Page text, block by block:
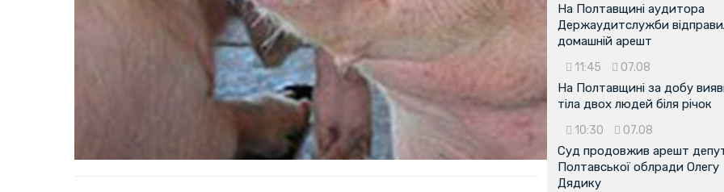
На Полтавщині аудитора
Держаудитслужби
домашній арешт
11:45 07.08
На Полтавщині за добу
тіла двох людей біля річок
10:30 07.08
Суд продовжив арешт
Полтавської облради Олегу
Дядику